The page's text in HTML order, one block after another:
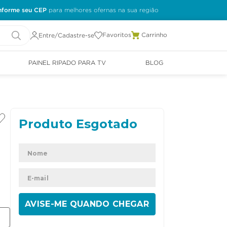
seu CEP
Entre/Cadastre-se Favoritos
PAINEL RIPADO PARA TV BLOG
ENVIAR